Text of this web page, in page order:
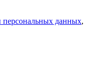
персональных данных,